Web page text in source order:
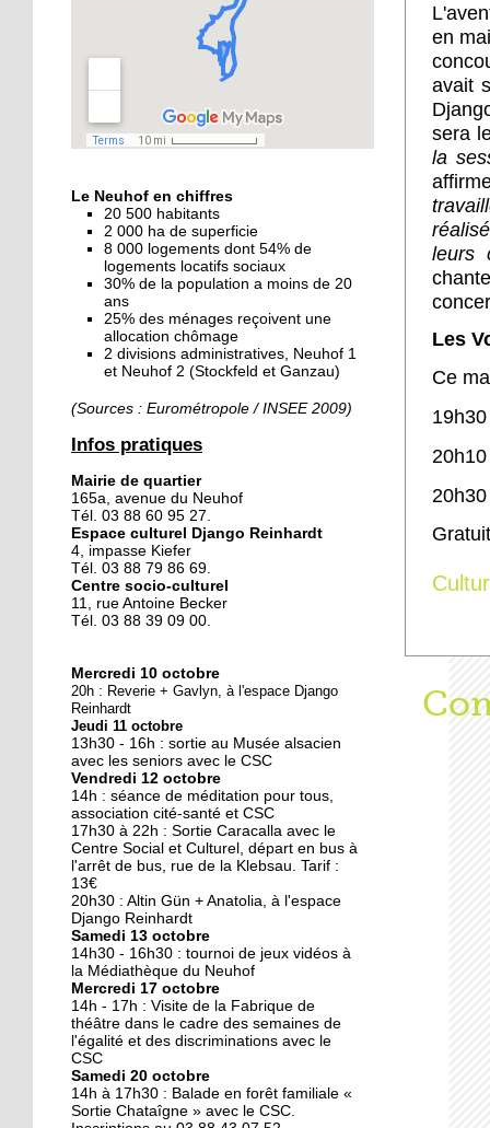
16 octobre 2018
«Chacun me propose un
autofinancement là, ce
qui vous vient !»
16 octobre 2018
ciel ouvert »
16 octobre 2018
Un vécu de poids
15 octobre 2018
Difracto : devenir un pro
avec Django
Le vrac s'invite au Neuhof
11 octobre 2018
Les petites filles
chaussent leurs
10 octobre 2018
Nouveau look pour une
nouvelle mairie
19 octobre 2017
Face au challenge du
numérique
19 octobre 2017
La précarité tue
18 octobre 2017
Quatre décennies au
chevet du Neuhof
18 octobre 2017
Le Neuhof en chiffres
20 500 habitants
2 000 ha de superficie
8 000 logements dont 54% de
logements locatifs sociaux
30% de la population a moins de 20
ans
25% des ménages reçoivent une
allocation chômage
2 divisions administratives, Neuhof 1
et Neuhof 2 (Stockfeld et Ganzau)
(Sources : Eurométropole / INSEE 2009)
Infos pratiques
Mairie de quartier
165a, avenue du Neuhof
Tél. 03 88 60 95 27.
Espace culturel Django Reinhardt
4, impasse Kiefer
Tél. 03 88 79 86 69.
Centre socio-culturel
11, rue Antoine Becker
Tél. 03 88 39 09 00.
Mercredi 10 octobre
20h : Reverie + Gavlyn, à l'espace Django
Reinhardt
Jeudi 11 octobre
13h30 - 16h : sortie au Musée alsacien
avec les seniors avec le CSC
Vendredi 12 octobre
14h : séance de méditation pour tous,
association cité-santé et CSC
17h30 à 22h : Sortie Caracalla avec le
Centre Social et Culturel, départ en bus à
l'arrêt de bus, rue de la Klebsau. Tarif :
13€
20h30 : Altin Gün + Anatolia, à l'espace
Django Reinhardt
Samedi 13 octobre
14h30 - 16h30 : tournoi de jeux vidéos à
la Médiathèque du Neuhof
Mercredi 17 octobre
14h - 17h : Visite de la Fabrique de
théâtre dans le cadre des semaines de
l'égalité et des discriminations avec le
CSC
Samedi 20 octobre
14h à 17h30 : Balade en forêt familiale «
Sortie Chataîgne » avec le CSC.
en
avait
sera
la
leurs
Les
Ce